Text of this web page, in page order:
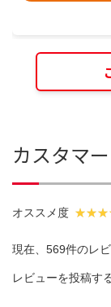
カスタマ
オススメ度
現在、569件のレ
レビューを投稿す